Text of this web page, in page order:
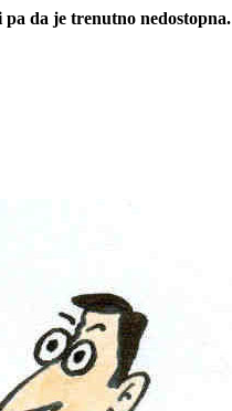
da je trenutno nedostopna.